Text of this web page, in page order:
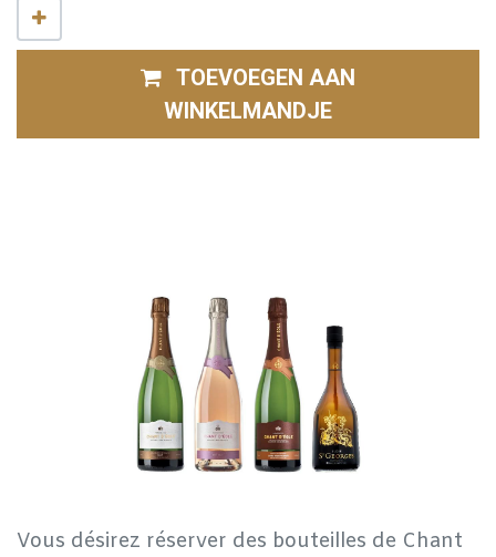
TOEVOEGEN AAN
WINKELMANDJE
Vous désirez réserver des bouteilles de Chant